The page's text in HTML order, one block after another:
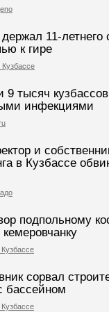
11-летнего
к гире
Кузбассе
9 тысяч
инфекциями
и
в Кузбассе
подпольному
сорвал
бассейном